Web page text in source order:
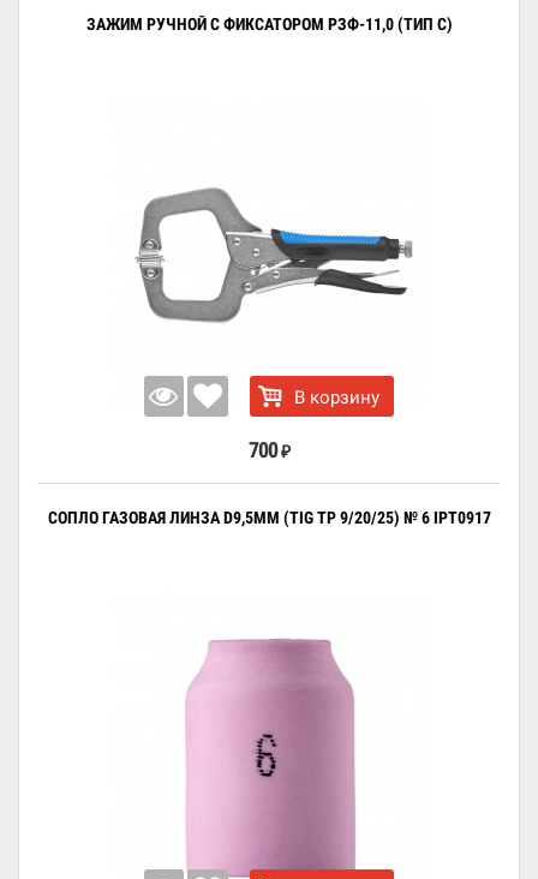
ЗАЖИМ РУЧНОЙ С ФИКСАТОРОМ РЗФ-11,0 (ТИП С)
В корзину
700 ₽
СОПЛО ГАЗОВАЯ ЛИНЗА D9,5ММ (TIG TP 9/20/25) № 6 IPT0917